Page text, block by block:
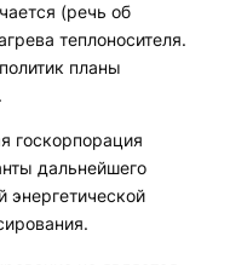
(речь об
теплоносителя.
планы
госкорпорация
дальнейшего
энергетической